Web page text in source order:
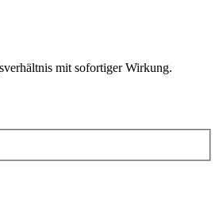
mit sofortiger Wirkung.